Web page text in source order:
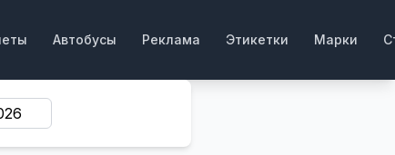
Автобусы Реклама Этикетки Марки